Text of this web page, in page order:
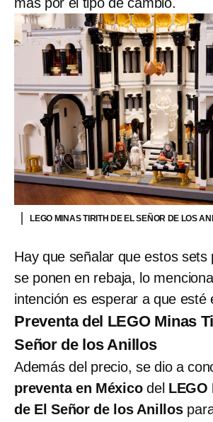
LEGO MINAS TIRITH DE EL SEÑOR DE LOS
Hay que señalar que estos sets
se ponen en rebaja, lo
intención es esperar a que esté
Preventa del LEGO Minas
Señor de los Anillos
Además del precio, se dio a
preventa en México del
de El Señor de los Anillos